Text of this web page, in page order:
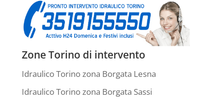
Zone Torino di intervento
Idraulico Torino zona Borgata Lesna
Idraulico Torino zona Borgata Sassi